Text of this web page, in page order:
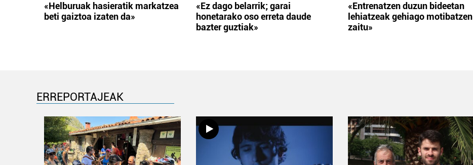
«Helburuak hasieratik markatzea
beti gaiztoa izaten da»
«Ez dago belarrik; garai
honetarako oso erreta daude
bazter guztiak»
«Entrenatzen duzun bideetan
lehiatzeak gehiago motibatzen
zaitu»
ERREPORTAJEAK